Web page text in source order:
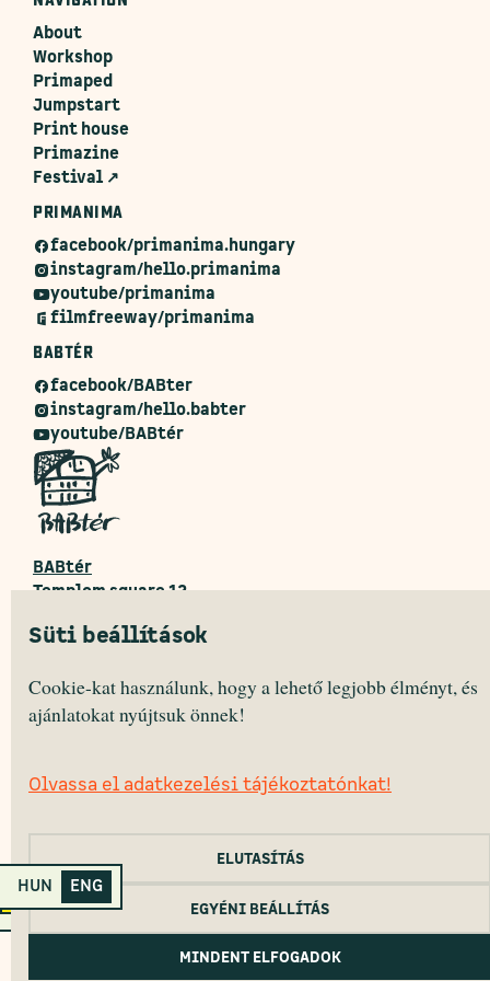
About
Workshop
Primaped
Jumpstart
Print house
Primazine
Festival ↗
PRIMANIMA
facebook/primanima.hungary
instagram/hello.primanima
youtube/primanima
filmfreeway/primanima
BABTÉR
facebook/BABter
instagram/hello.babter
youtube/BABtér
BABtér
Templom square 12.
Monday – Friday 10:30 — 16:30 (CET)
COOKIE POLICY
PRIVACY POLICY
Primanima Home
HUN ENG
Süti beállítások
Cookie-kat használunk, hogy a lehető legjobb élményt, és
ajánlatokat nyújtsuk önnek!
Olvassa el adatkezelési tájékoztatónkat!
ELUTASÍTÁS
EGYÉNI BEÁLLÍTÁS
MINDENT ELFOGADOK